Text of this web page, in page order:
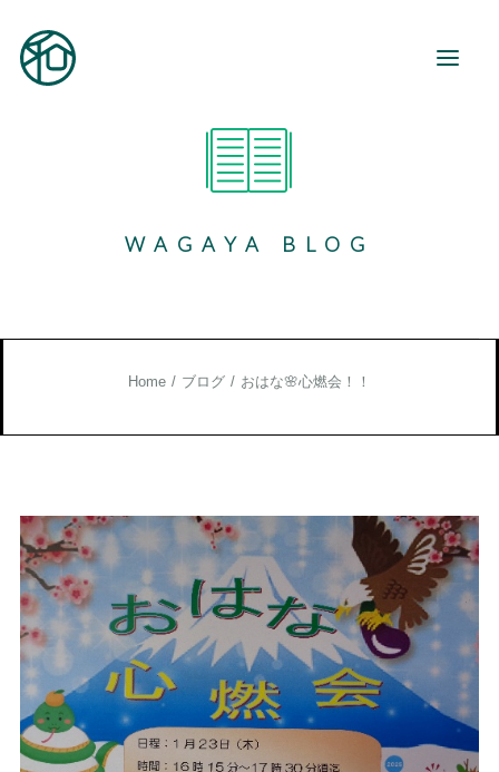
事業所紹介
お役立ち情報
WAGAYA BLOG
Home ブログ おはな🌸心燃会！！